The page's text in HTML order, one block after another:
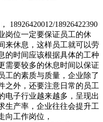
18926420012/18926422390
岗位一定要保证员工的休
来休息，这样员工就可以劳
的时间应该根据具体的工种
需要较多的休息时间以保证
工的素质与质量，企业除了
之外，还要注意日常的员工
电子行业越来越多，呈现出
生产率，企业往往会提升工
向工作岗位，